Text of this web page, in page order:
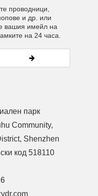
проводници,
и др. или
вашия имейл на
на 24 часа.
парк
Community,
Shenzhen
код 518110